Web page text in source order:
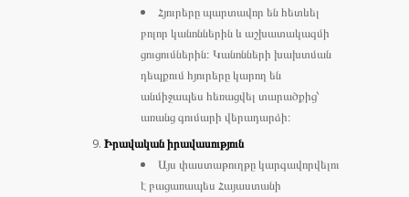
Հյուրերը պարտավոր են հետևել
բոլոր կանոններին և աշխատակազմի
ցուցումներին։ Կանոնների խախտման
դեպքում հյուրերը կարող են
անմիջապես հեռացվել տարածքից՝
առանց գումարի վերադարձի։
Իրավական իրավասություն
Այս փաստաթուղթը կարգավորվելու
է բացառապես Հայաստանի